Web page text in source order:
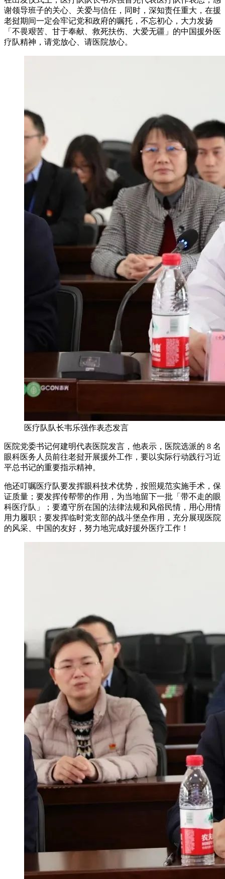
谢领导班子的关心、关爱与信任，同时，深知责任重大，在援
老挝期间一定会牢记党和政府的嘱托，不忘初心，大力发扬
「不畏艰苦、甘于奉献、救死扶伤、大爱无疆」的中国援外医
疗队精神，请党放心、请医院放心。
医疗队队长韦乐强作表态发言
医院党委书记何建明代表医院发言，他表示，医院选派的 8 名
眼科医务人员前往老挝开展援外工作，要以实际行动践行习近
平总书记的重要指示精神。
他还叮嘱医疗队要发挥眼科技术优势，按照规范实施手术，保
证质量；要发挥传帮带的作用，为当地留下一批「带不走的眼
科医疗队」；要遵守所在国的法律法规和风俗民情，用心用情
用力履职；要发挥临时党支部的战斗堡垒作用，充分展现医院
的风采、中国的友好，努力地完成好援外医疗工作！